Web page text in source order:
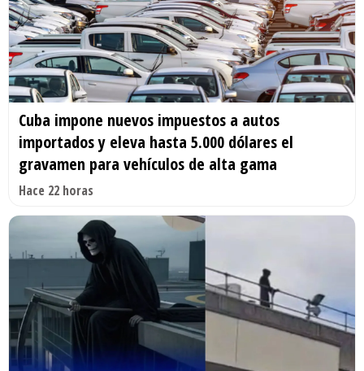
Cuba impone nuevos impuestos a autos
importados y eleva hasta 5.000 dólares el
gravamen para vehículos de alta gama
Hace 22 horas